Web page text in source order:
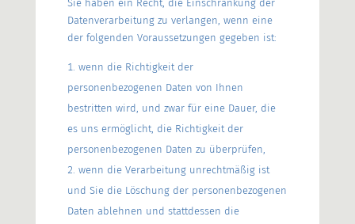
Sie haben ein Recht, die Einschränkung der
Datenverarbeitung zu verlangen, wenn eine
der folgenden Voraussetzungen gegeben ist:
wenn die Richtigkeit der
personenbezogenen Daten von Ihnen
bestritten wird, und zwar für eine Dauer, die
es uns ermöglicht, die Richtigkeit der
personenbezogenen Daten zu überprüfen,
wenn die Verarbeitung unrechtmäßig ist
und Sie die Löschung der personenbezogenen
Daten ablehnen und stattdessen die